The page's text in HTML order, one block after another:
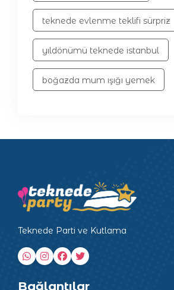
teknede evlenme teklifi sürpriz
yıldönümü teknede istanbul
boğazda mum ışığı yemek
Teknede Parti ve Kutlama
Bağlantılar